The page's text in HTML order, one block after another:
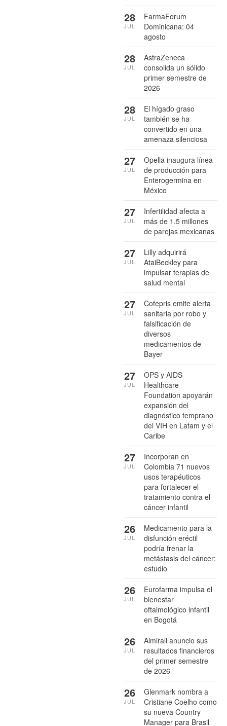
FarmaForum
Dominicana: 04
agosto
28
JUL
AstraZeneca
consolida un sólido
primer semestre de
2026
28
JUL
El hígado graso
también se ha
convertido en una
amenaza silenciosa
28
JUL
Opella inaugura línea
de producción para
Enterogermina en
México
27
JUL
Infertilidad afecta a
más de 1.5 millones
de parejas mexicanas
27
JUL
Lilly adquirirá
AtaiBeckley para
impulsar terapias de
salud mental
27
JUL
Cofepris emite alerta
sanitaria por robo y
falsificación de
diversos
medicamentos de
Bayer
27
JUL
OPS y AIDS
Healthcare
Foundation apoyarán
expansión del
diagnóstico temprano
del VIH en Latam y el
Caribe
27
JUL
Incorporan en
Colombia 71 nuevos
usos terapéuticos
para fortalecer el
tratamiento contra el
cáncer infantil
27
JUL
Medicamento para la
disfunción eréctil
podría frenar la
metástasis del cáncer:
estudio
26
JUL
Eurofarma impulsa el
bienestar
oftalmológico infantil
en Bogotá
26
JUL
Almirall anuncio sus
resultados financieros
del primer semestre
de 2026
26
JUL
Glenmark nombra a
Cristiane Coelho como
su nueva Country
Manager para Brasil
26
JUL